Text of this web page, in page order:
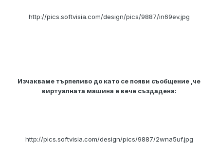
http://pics.softvisia.com/design/pics/9887/in69ev.jpg
Изчакваме търпеливо до като се появи съобщение ,че
виртуалната машина е вече създадена:
http://pics.softvisia.com/design/pics/9887/2wna5uf.jpg